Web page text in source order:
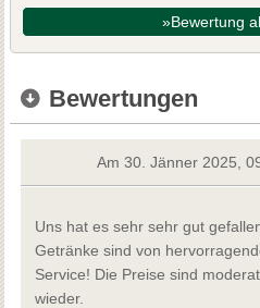
»Bewertung
Bewertungen
Am 30. Jänner 2025,
Uns hat es sehr sehr gut
Getränke sind von
Service! Die Preise sind
wieder.